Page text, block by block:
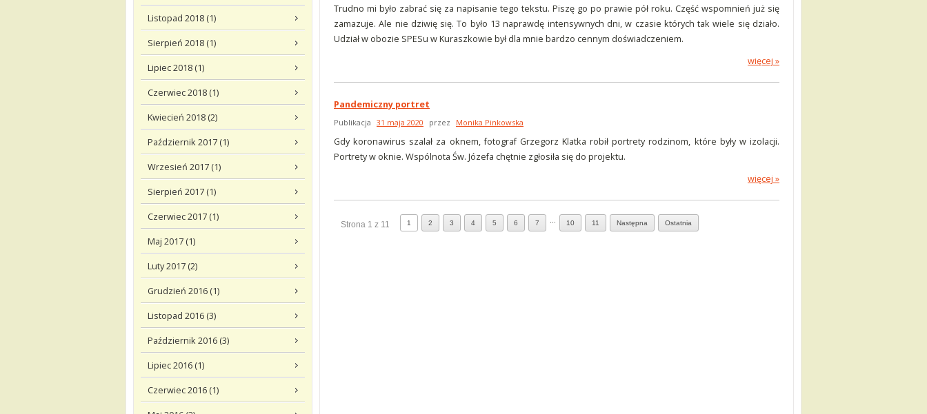
Listopad 2018 (1)
Sierpień 2018 (1)
Lipiec 2018 (1)
Czerwiec 2018 (1)
Kwiecień 2018 (2)
Październik 2017 (1)
Wrzesień 2017 (1)
Sierpień 2017 (1)
Czerwiec 2017 (1)
Maj 2017 (1)
Luty 2017 (2)
Grudzień 2016 (1)
Listopad 2016 (3)
Październik 2016 (3)
Lipiec 2016 (1)
Czerwiec 2016 (1)
Trudno mi było zabrać się za napisanie tego tekstu. Piszę go po prawie pół roku. Część wspomnień już się
zamazuje. Ale nie dziwię się. To było 13 naprawdę intensywnych dni, w czasie których tak wiele się działo.
Udział w obozie SPESu w Kuraszkowie był dla mnie bardzo cennym doświadczeniem.
więcej »
Pandemiczny portret
Publikacja 31 maja 2020 przez Monika Pinkowska
Gdy koronawirus szalał za oknem, fotograf Grzegorz Klatka robił portrety rodzinom, które były w izolacji.
Portrety w oknie. Wspólnota Św. Józefa chętnie zgłosiła się do projektu.
więcej »
Strona 1 z 11 1 2 3 4 5 6 7 10 11 Następna Ostatnia